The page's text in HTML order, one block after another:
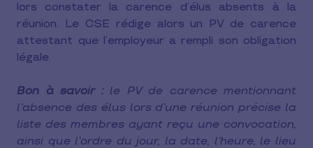
lors constater la carence d’élus absents à la
réunion. Le CSE rédige alors un PV de carence
attestant que l’employeur a rempli son obligation
légale.
Bon à savoir :le PV de carence mentionnant
l’absence des élus lors d’une réunion précise la
liste des membres ayant reçu une convocation,
ainsi que l’ordre du jour, la date, l’heure, le lieu